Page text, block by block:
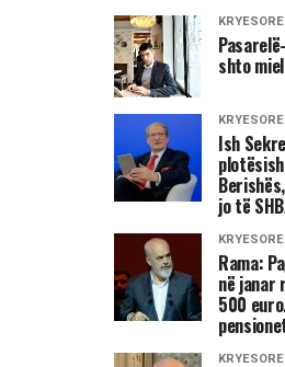
KRYESORE
shto
KRYESORE
Ish
jo të
KRYESORE
Rama:
në janar
500
KRYESORE